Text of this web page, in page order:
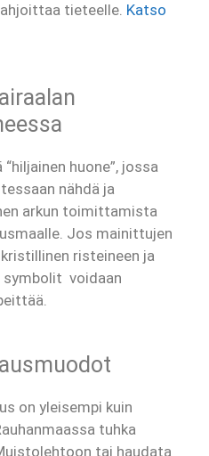
tieteelle. Katso
huone”, jossa
nähdä ja
arkun toimittamista
Jos mainittujen
risteineen ja
symbolit voidaan
on yleisempi kuin
tuhka
tai haudata